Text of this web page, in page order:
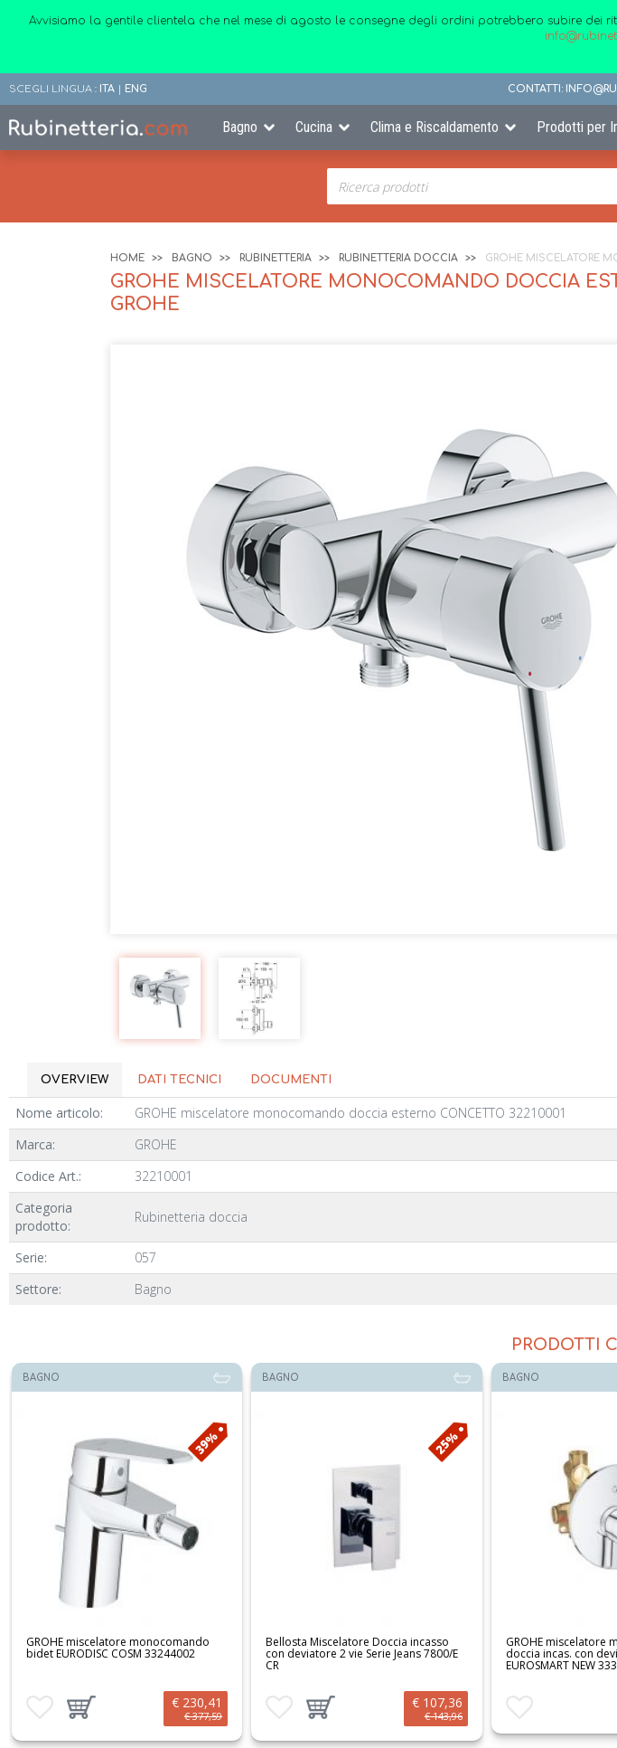
Avvisiamo la gentile clientela che nel mese di agosto le consegne degli ordini potrebbero subire
SCEGLI LINGUA : ITA | ENG CONTATTI:
Bagno Cucina Clima e Riscaldamento Prodotti per
HOME BAGNO RUBINETTERIA RUBINETTERIA DOCCIA GROHE MISCELATORE
GROHE MISCELATORE MONOCOMANDO DOCCIA
GROHE
OVERVIEW DATI TECNICI DOCUMENTI
Nome articolo:
GROHE miscelatore monocomando doccia esterno CONCETTO 32210001
Marca:
GROHE
Codice Art.:
32210001
Categoria
prodotto:
Rubinetteria doccia
Serie:
057
Settore:
Bagno
PRODOTTI
BAGNO
25%
Bellosta Miscelatore Doccia incasso
con deviatore 2 vie Serie Jeans 7800/E
Aggiungi ai preferiti
Aggiungi prodotto al carrello
€ 107,36
€ 143,96
BAGNO
Netto
GROHE miscelatore monocomando
doccia incas. con deviatore
EUROSMART NEW 33305002
Aggiungi ai preferiti
BAGNO
Cristina Set da
doccia/vasca a 2
Unic
Aggiungi ai preferiti